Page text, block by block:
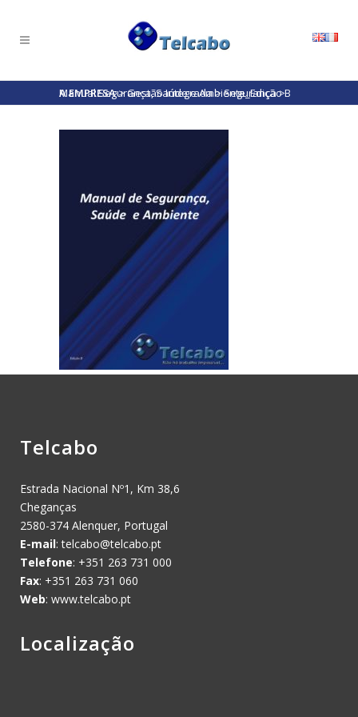
A EMPRESA>Gestão Integrada>Segurança>
Manual Segurança, Saúde e Ambiente_Edição B
Telcabo
Estrada Nacional Nº1, Km 38,6
Cheganças
2580-374 Alenquer, Portugal
E-mail:telcabo@telcabo.pt
Telefone: +351 263 731 000
Fax: +351 263 731 060
Web: www.telcabo.pt
Localização